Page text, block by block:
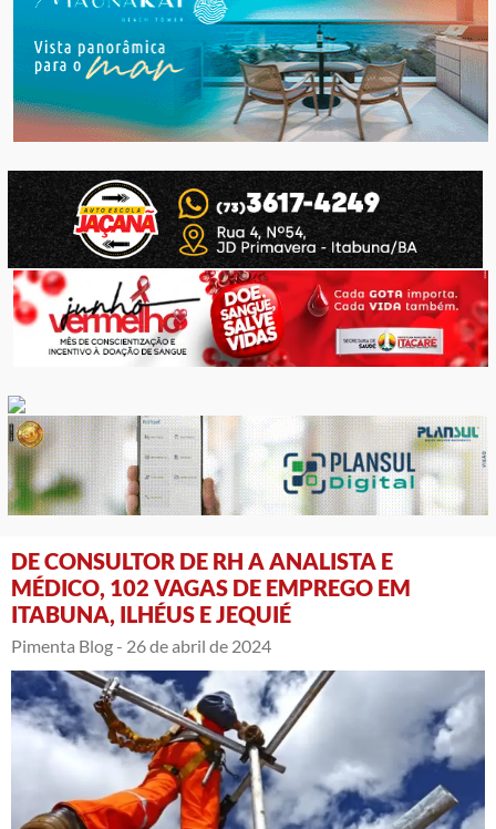
DE CONSULTOR DE RH A ANALISTA E
MÉDICO, 102 VAGAS DE EMPREGO EM
ITABUNA, ILHÉUS E JEQUIÉ
Pimenta Blog - 26 de abril de 2024